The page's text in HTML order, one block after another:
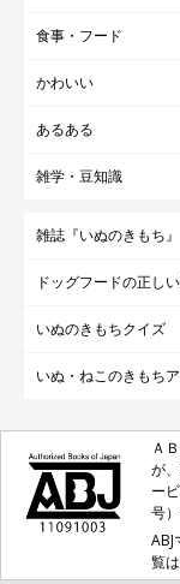
食事・フード
かわいい
あるある
雑学・豆知識
雑誌『いぬのきもち』
ドッグフードの正し
いぬのきもちクイズ
いぬ・ねこのきもち
Ａ
が
ー
号）
覧